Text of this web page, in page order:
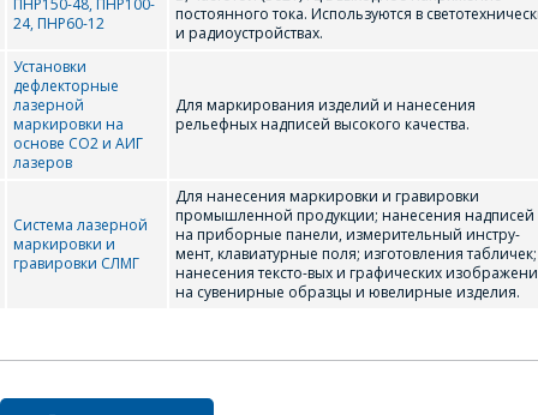
ПНР150-48, ПНР100-
24, ПНР60-12
постоянного тока. Используются в
и радиоустройствах.
Установки
дефлекторные
лазерной
маркировки на
основе СО2 и АИГ
лазеров
Для маркирования изделий и нанесения
рельефных надписей высокого качества.
Система лазерной
маркировки и
гравировки СЛМГ
Для нанесения маркировки и гравировки
промышленной продукции; нанесения надписей
на приборные панели, измерительный инстру-
мент, клавиатурные поля; изготовления табличек;
нанесения тексто-вых и графических
на сувенирные образцы и ювелирные изделия.
Тэлефон*
Які цікавіць тавар/паслуга
Паведамленне*